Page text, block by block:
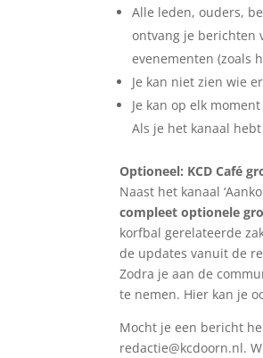
Alle leden, ouders,
ontvang je berichten
evenementen (zoals
Je kan niet zien wie
Je kan op elk
Als je het kanaal
Optioneel: KCD Café
Naast het kanaal
compleet optionele
korfbal gerelateerde
de updates vanuit de
Zodra je aan de
te nemen. Hier kan je
Mocht je een bericht
redactie@kcdoorn.nl.